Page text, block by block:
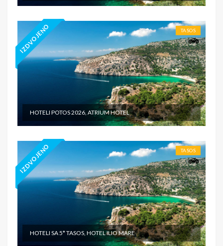
IZDVOJENO TASOS
HOTELI POTOS 2026, ATRIUM HOTEL
IZDVOJENO TASOS
HOTELI SA 5* TASOS, HOTEL ILIO MARE